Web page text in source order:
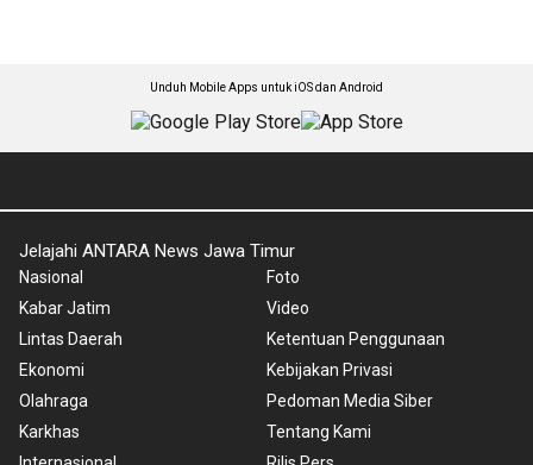
Unduh Mobile Apps untuk iOS dan Android
Jelajahi ANTARA News Jawa Timur
Nasional
Kabar Jatim
Lintas Daerah
Ekonomi
Olahraga
Karkhas
Foto
Video
Ketentuan Penggunaan
Kebijakan Privasi
Pedoman Media Siber
Tentang Kami